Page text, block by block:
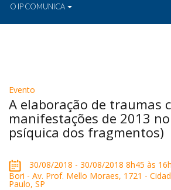
O IP COMUNICA
Evento
A elaboração de traumas
manifestações de 2013
psíquica dos fragmentos)
30/08/2018 - 30/08/2018 8h45 às
Bori - Av. Prof. Mello Moraes, 1721 -
Paulo, SP